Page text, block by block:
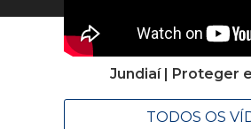
Jundiaí | Proteger
TODOS OS